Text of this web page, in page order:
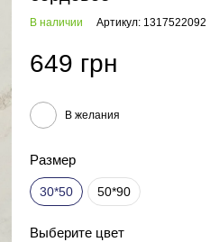
В наличии Артикул: 1317522092
649 грн
В желания
Размер
30*50 50*90
Выберите цвет